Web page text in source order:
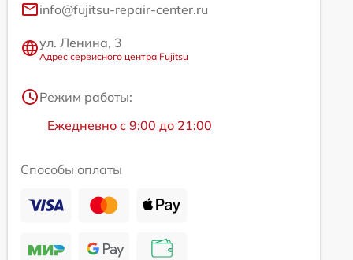
info@fujitsu-repair-center.ru
ул. Ленина, 3
Адрес сервисного центра Fujitsu
Режим работы:
Ежедневно с 9:00 до 21:00
Способы оплаты